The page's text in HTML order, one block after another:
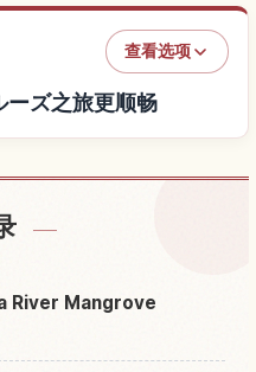
查看选项
ーズ之旅更顺畅
River Mangrove